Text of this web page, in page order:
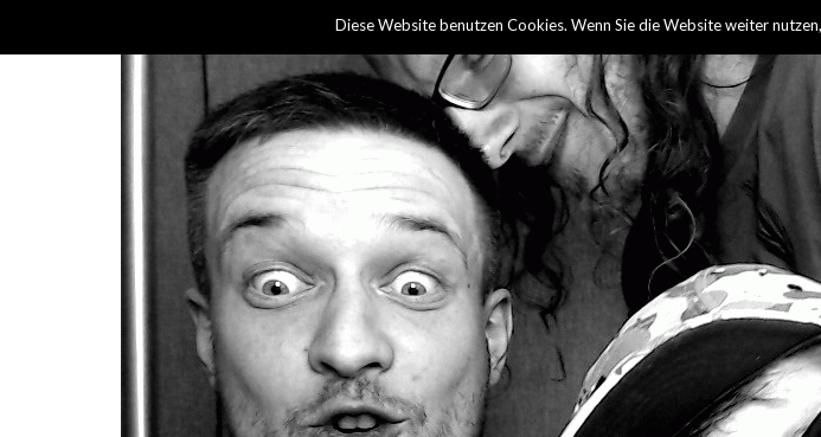
Diese Website benutzen Cookies. Wenn Sie die Website weiter